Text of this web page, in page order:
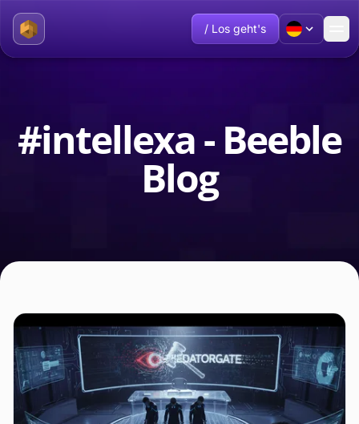
/ Los geht's
#intellexa - Beeble
Blog